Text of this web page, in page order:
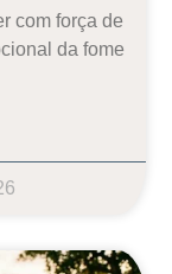
com força de
da fome